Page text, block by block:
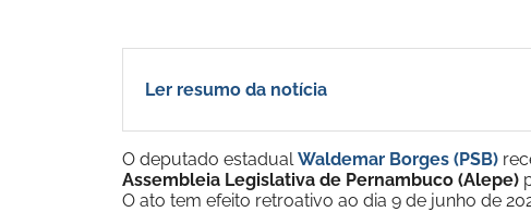
Ler resumo da notícia
O deputado estadualWaldemar Borges (PSB)
Assembleia Legislativa de Pernambuco (Alepe)
O ato tem efeito retroativo ao dia 9 de junho de